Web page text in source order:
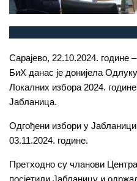
Сарајево, 22.10.2024. године
БиХ данас је донијела
Локалних избора 2024.
Јабланица.
Одгођени избори у
03.11.2024. године.
Претходно су чланови